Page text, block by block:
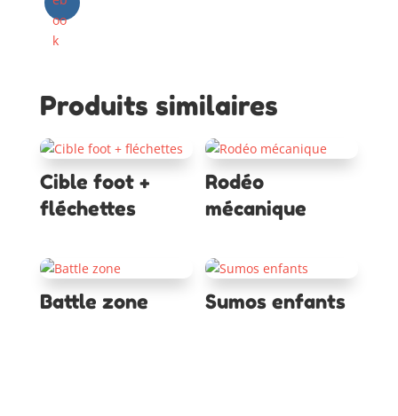
Produits similaires
Cible foot +
fléchettes
Rodéo
mécanique
Battle zone Sumos enfants